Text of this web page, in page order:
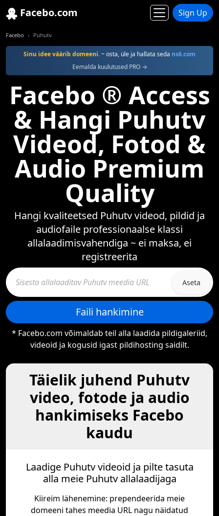
Facebo.com Sign Up
Facebo Puhutv
Sinu idee väärib domeeni.~ osta, üle ja hallata seda ns6.com
Eemalda kuulutused PRO →
Facebo ® Access
& Hangi Puhutv
Videod, Fotod &
Audio Premium
Quality
Hangi kvaliteetsed Puhutv videod, pildid ja
audiofaile professionaalse klassi
allalaadimisvahendiga ~ ei maksa, ei
registreerita
Aseta
Faili hankimine
* Facebo.com võimaldab teil alla laadida pildigaleriid,
videoid ja kogusid igast pildihosting saidilt.
Täielik juhend Puhutv
video, fotode ja audio
hankimiseks Facebo
kaudu
Laadige Puhutv videoid ja pilte tasuta
alla meie Puhutv allalaadijaga
Kiireim lähenemine: prependeerida meie
domeeni tahes meedia URL nagu näidatud